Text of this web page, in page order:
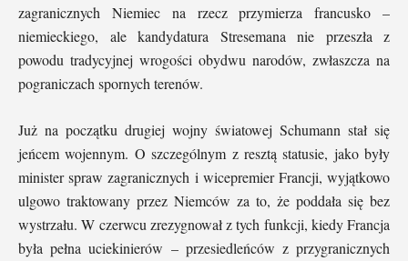
zagranicznych Niemiec na rzecz przymierza francusko –
niemieckiego, ale kandydatura Stresemana nie przeszła z
powodu tradycyjnej wrogości obydwu narodów, zwłaszcza na
pograniczach spornych terenów.
Już na początku drugiej wojny światowej Schumann stał się
jeńcem wojennym. O szczególnym z resztą statusie, jako były
minister spraw zagranicznych i wicepremier Francji, wyjątkowo
ulgowo traktowany przez Niemców za to, że poddała się bez
wystrzału. W czerwcu zrezygnował z tych funkcji, kiedy Francja
była pełna uciekinierów – przesiedleńców z przygranicznych